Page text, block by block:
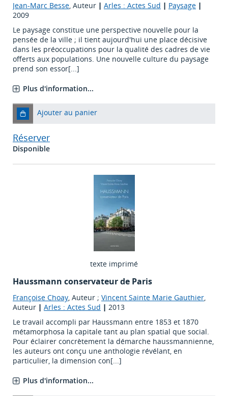
Jean-Marc Besse, Auteur | Arles : Actes Sud | Paysage |
2009
Le paysage constitue une perspective nouvelle pour la
pensée de la ville ; il tient aujourd'hui une place décisive
dans les préoccupations pour la qualité des cadres de vie
offerts aux populations. Une nouvelle culture du paysage
prend son essor[...]
Plus d'information...
Ajouter au panier
Réserver
Disponible
texte imprimé
Haussmann conservateur de Paris
Françoise Choay, Auteur ; Vincent Sainte Marie Gauthier,
Auteur | Arles : Actes Sud | 2013
Le travail accompli par Haussmann entre 1853 et 1870
métamorphosa la capitale tant au plan spatial que social.
Pour éclairer concrètement la démarche haussmannienne,
les auteurs ont conçu une anthologie révélant, en
particulier, la dimension con[...]
Plus d'information...